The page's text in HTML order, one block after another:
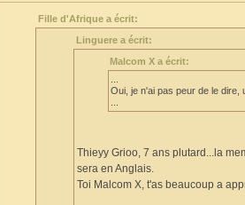
Fille d'Afrique a écrit:
Linguere a écrit:
Malcom X a écrit:
Oui, je n'ai pas peur de le
Thieyy Grioo, 7 ans plutard...la
sera en Anglais.
Toi Malcom X, t'as beaucoup a